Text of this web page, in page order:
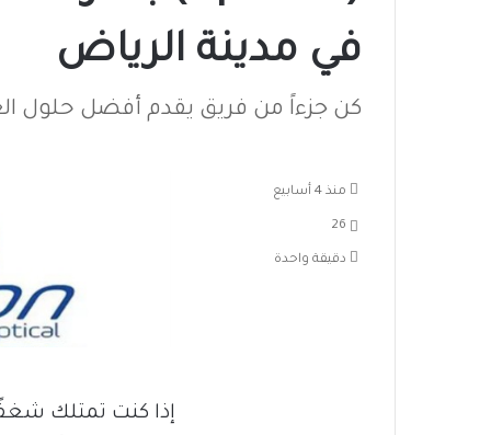
في مدينة الرياض
كن جزءاً من فريق يقدم أفضل حلول
إذا كنت تمتلك
منذ 4 أسابيع
26
دقيقة واحدة